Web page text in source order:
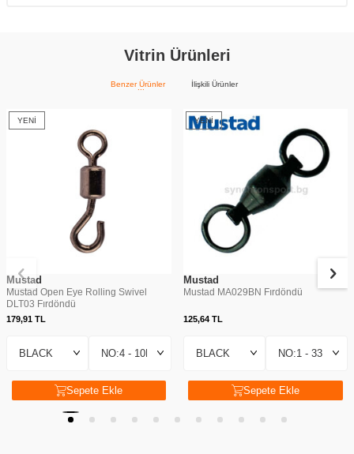
Vitrin Ürünleri
Benzer Ürünler İlişkili Ürünler
YENI
Mustad
Mustad Open Eye Rolling Swivel
DLT03 Fırdöndü
179,91 TL
Sepete Ekle
YENI
Mustad
Mustad MA029BN Fırdöndü
125,64TL
Sepete Ekle